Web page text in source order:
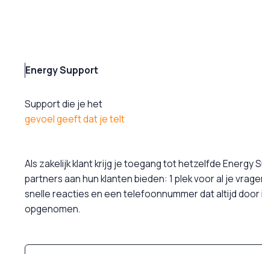
Energy Support
Support die je het
gevoel geeft dat je telt
Als zakelijk klant krijg je toegang tot hetzelfde Energy
partners aan hun klanten bieden: 1 plek voor al je
snelle reacties en een telefoonnummer dat altijd
opgenomen.